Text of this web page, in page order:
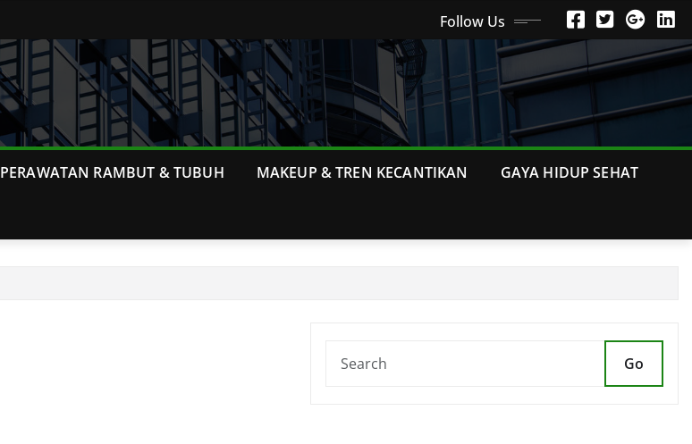
Follow Us
PERAWATAN RAMBUT & TUBUH MAKEUP & TREN KECANTIKAN GAYA HIDUP SEHAT
Go